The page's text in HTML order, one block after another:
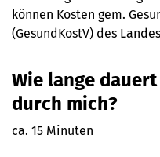
können Kosten gem.
(GesundKostV) des
Wie lange
durch mich?
ca. 15 Minuten